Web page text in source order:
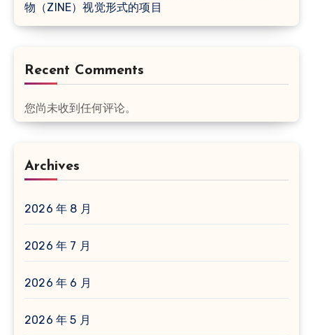
物（ZINE）视觉形式的项目
Recent Comments
您尚未收到任何评论。
Archives
2026 年 8 月
2026 年 7 月
2026 年 6 月
2026 年 5 月